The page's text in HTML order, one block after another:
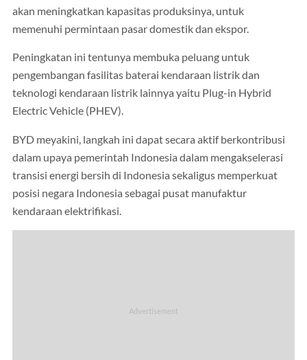
akan meningkatkan kapasitas produksinya, untuk
memenuhi permintaan pasar domestik dan ekspor.
Peningkatan ini tentunya membuka peluang untuk
pengembangan fasilitas baterai kendaraan listrik dan
teknologi kendaraan listrik lainnya yaitu Plug-in Hybrid
Electric Vehicle (PHEV).
BYD meyakini, langkah ini dapat secara aktif berkontribusi
dalam upaya pemerintah Indonesia dalam mengakselerasi
transisi energi bersih di Indonesia sekaligus memperkuat
posisi negara Indonesia sebagai pusat manufaktur
kendaraan elektrifikasi.